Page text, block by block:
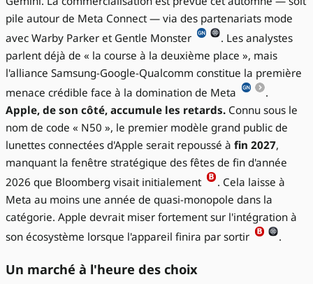
pile autour de Meta Connect — via des partenariats mode
avec Warby Parker et Gentle Monster
. Les analystes
parlent déjà de « la course à la deuxième place », mais
l'alliance Samsung-Google-Qualcomm constitue la première
menace crédible face à la domination de Meta
.
Apple, de son côté, accumule les retards. Connu sous le
nom de code « N50 », le premier modèle grand public de
lunettes connectées d'Apple serait repoussé à fin 2027,
manquant la fenêtre stratégique des fêtes de fin d'année
2026 que Bloomberg visait initialement
. Cela laisse à
Meta au moins une année de quasi-monopole dans la
catégorie. Apple devrait miser fortement sur l'intégration à
son écosystème lorsque l'appareil finira par sortir
.
Un marché à l'heure des choix